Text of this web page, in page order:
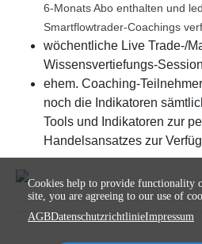
6-Monats Abo enthalten und
Smartflowtrader-Coachings
wöchentliche Live Trade-/
Wissensvertiefungs-
ehem. Coaching-
noch die Indikatoren
Tools und Indikatoren zur
Handelsansatzes zur
Cookies help to provide functionality
site, you are agreeing to our use of
AGBDatenschutzrichtlinieImpressum